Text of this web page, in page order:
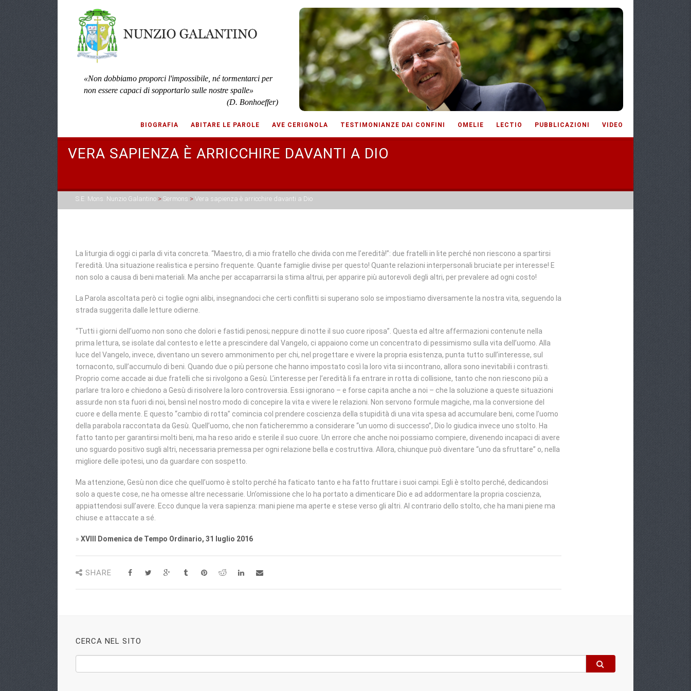
«Non dobbiamo proporci l'impossibile, né tormentarci per
non essere capaci di sopportarlo sulle nostre spalle»
(D. Bonhoeffer)
BIOGRAFIA ABITARE LE PAROLE AVE CERIGNOLA TESTIMONIANZE DAI CONFINI OMELIE LECTIO PUBBLICAZIONI VIDEO
VERA SAPIENZA È ARRICCHIRE DAVANTI A DIO
S.E. Mons. Nunzio Galantino > Sermons > Vera sapienza è arricchire davanti a Dio
La liturgia di oggi ci parla di vita concreta. “Maestro, dì a mio fratello che divida con me l’eredità!”: due fratelli in lite perché non riescono a spartirsi
l’eredità. Una situazione realistica e persino frequente. Quante famiglie divise per questo! Quante relazioni interpersonali bruciate per interesse! E
non solo a causa di beni materiali. Ma anche per accaparrarsi la stima altrui, per apparire più autorevoli degli altri, per prevalere ad ogni costo!
La Parola ascoltata però ci toglie ogni alibi, insegnandoci che certi conflitti si superano solo se impostiamo diversamente la nostra vita, seguendo la
strada suggerita dalle letture odierne.
“Tutti i giorni dell’uomo non sono che dolori e fastidi penosi; neppure di notte il suo cuore riposa”. Questa ed altre affermazioni contenute nella
prima lettura, se isolate dal contesto e lette a prescindere dal Vangelo, ci appaiono come un concentrato di pessimismo sulla vita dell’uomo. Alla
luce del Vangelo, invece, diventano un severo ammonimento per chi, nel progettare e vivere la propria esistenza, punta tutto sull’interesse, sul
tornaconto, sull’accumulo di beni. Quando due o più persone che hanno impostato così la loro vita si incontrano, allora sono inevitabili i contrasti.
Proprio come accade ai due fratelli che si rivolgono a Gesù. L’interesse per l’eredità li fa entrare in rotta di collisione, tanto che non riescono più a
parlare tra loro e chiedono a Gesù di risolvere la loro controversia. Essi ignorano – e forse capita anche a noi – che la soluzione a queste situazioni
assurde non sta fuori di noi, bensì nel nostro modo di concepire la vita e vivere le relazioni. Non servono formule magiche, ma la conversione del
cuore e della mente. E questo “cambio di rotta” comincia col prendere coscienza della stupidità di una vita spesa ad accumulare beni, come l’uomo
della parabola raccontata da Gesù. Quell’uomo, che non faticheremmo a considerare “un uomo di successo”, Dio lo giudica invece uno stolto. Ha
fatto tanto per garantirsi molti beni, ma ha reso arido e sterile il suo cuore. Un errore che anche noi possiamo compiere, divenendo incapaci di avere
uno sguardo positivo sugli altri, necessaria premessa per ogni relazione bella e costruttiva. Allora, chiunque può diventare “uno da sfruttare” o, nella
migliore delle ipotesi, uno da guardare con sospetto.
Ma attenzione, Gesù non dice che quell’uomo è stolto perché ha faticato tanto e ha fatto fruttare i suoi campi. Egli è stolto perché, dedicandosi
solo a queste cose, ne ha omesse altre necessarie. Un’omissione che lo ha portato a dimenticare Dio e ad addormentare la propria coscienza,
appiattendosi sull’avere. Ecco dunque la vera sapienza: mani piene ma aperte e stese verso gli altri. Al contrario dello stolto, che ha mani piene ma
chiuse e attaccate a sé.
» XVIII Domenica de Tempo Ordinario, 31 luglio 2016
SHARE
CERCA NEL SITO